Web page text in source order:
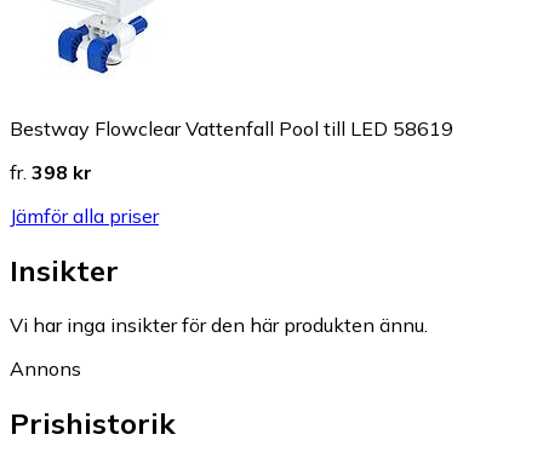
Bestway Flowclear Vattenfall Pool till LED 58619
fr. 398 kr
Jämför alla priser
Insikter
Vi har inga insikter för den här produkten ännu.
Annons
Prishistorik